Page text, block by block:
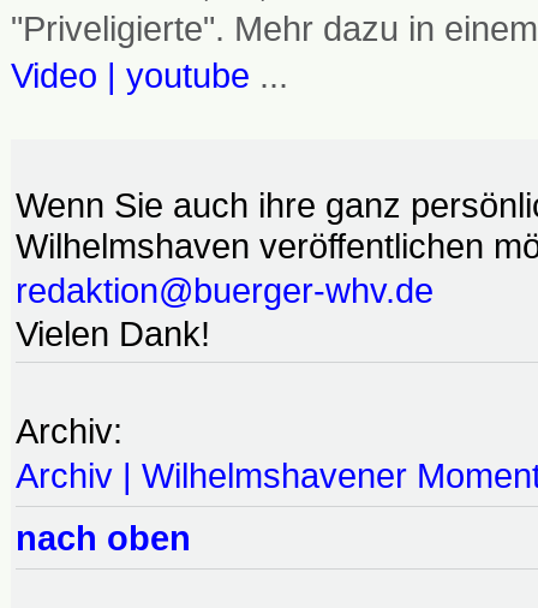
"Priveligierte". Mehr dazu in
Video | youtube ...
Wenn Sie auch ihre ganz
Wilhelmshaven veröffentlichen
redaktion@buerger-whv.de
Vielen Dank!
Archiv:
Archiv | Wilhelmshavener
nach oben